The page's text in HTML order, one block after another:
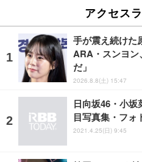
アクセス
手が震え続けた
ARA・スンヨン
だ」
2026.8.8(土) 15:47
日向坂46・小
目写真集・フォ
2021.4.25(日) 9:45